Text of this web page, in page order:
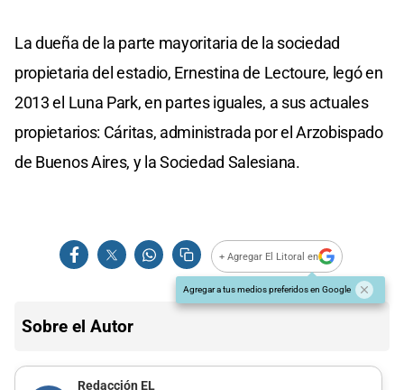
La dueña de la parte mayoritaria de la sociedad
propietaria del estadio, Ernestina de Lectoure, legó en
2013 el Luna Park, en partes iguales, a sus actuales
propietarios: Cáritas, administrada por el Arzobispado
de Buenos Aires, y la Sociedad Salesiana.
+ Agregar El Litoral en
Agregar a tus medios preferidos en Google
Sobre el Autor
Redacción EL